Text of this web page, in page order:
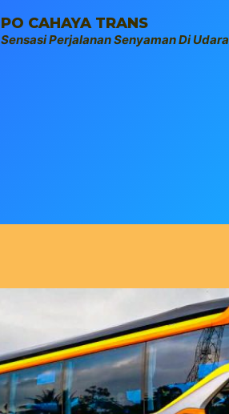
PO CAHAYA TRANS
Sensasi Perjalanan Senyaman Di Udara